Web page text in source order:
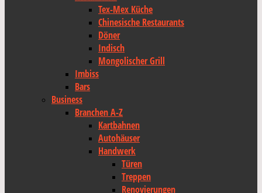
Tex-Mex Küche
Chinesische Restaurants
Döner
Indisch
Mongolischer Grill
Imbiss
Bars
Business
Branchen A-Z
Kartbahnen
Autohäuser
Handwerk
Türen
Treppen
Renovierungen